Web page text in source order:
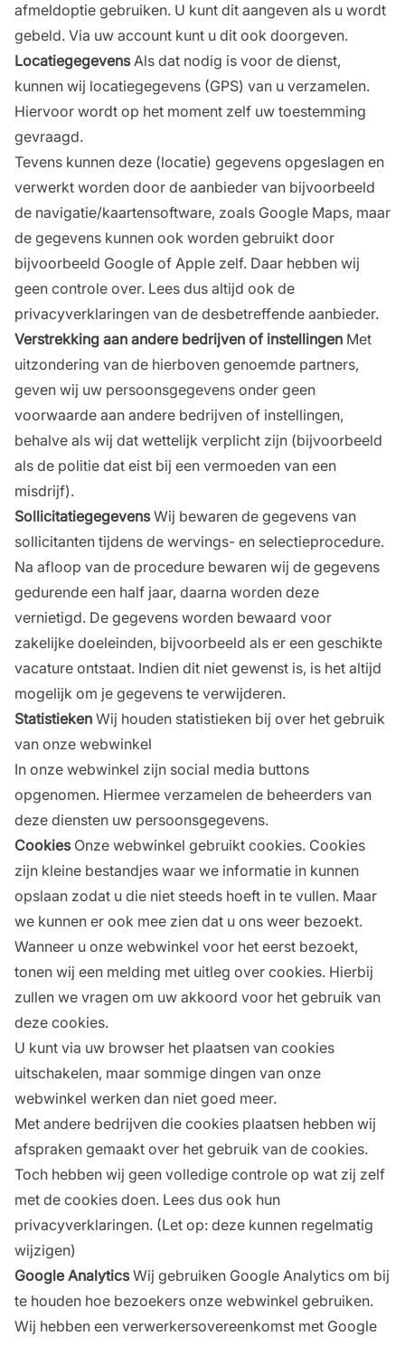
afmeldoptie gebruiken. U kunt dit aangeven als u wordt
gebeld. Via uw account kunt u dit ook doorgeven.
LocatiegegevensAls dat nodig is voor de dienst,
kunnen wij locatiegegevens (GPS) van u verzamelen.
Hiervoor wordt op het moment zelf uw toestemming
gevraagd.
Tevens kunnen deze (locatie) gegevens opgeslagen en
verwerkt worden door de aanbieder van bijvoorbeeld
de navigatie/kaartensoftware, zoals Google Maps, maar
de gegevens kunnen ook worden gebruikt door
bijvoorbeeld Google of Apple zelf. Daar hebben wij
geen controle over. Lees dus altijd ook de
privacyverklaringen van de desbetreffende aanbieder.
Verstrekking aan andere bedrijven of instellingen Met
uitzondering van de hierboven genoemde partners,
geven wij uw persoonsgegevens onder geen
voorwaarde aan andere bedrijven of instellingen,
behalve als wij dat wettelijk verplicht zijn (bijvoorbeeld
als de politie dat eist bij een vermoeden van een
misdrijf).
SollicitatiegegevensWij bewaren de gegevens van
sollicitanten tijdens de wervings- en selectieprocedure.
Na afloop van de procedure bewaren wij de gegevens
gedurende een half jaar, daarna worden deze
vernietigd. De gegevens worden bewaard voor
zakelijke doeleinden, bijvoorbeeld als er een geschikte
vacature ontstaat. Indien dit niet gewenst is, is het altijd
mogelijk om je gegevens te verwijderen.
Statistieken Wij houden statistieken bij over het gebruik
van onze webwinkel
In onze webwinkel zijn social media buttons
opgenomen. Hiermee verzamelen de beheerders van
deze diensten uw persoonsgegevens.
CookiesOnze webwinkel gebruikt cookies. Cookies
zijn kleine bestandjes waar we informatie in kunnen
opslaan zodat u die niet steeds hoeft in te vullen. Maar
we kunnen er ook mee zien dat u ons weer bezoekt.
Wanneer u onze webwinkel voor het eerst bezoekt,
tonen wij een melding met uitleg over cookies. Hierbij
zullen we vragen om uw akkoord voor het gebruik van
deze cookies.
U kunt via uw browser het plaatsen van cookies
uitschakelen, maar sommige dingen van onze
webwinkel werken dan niet goed meer.
Met andere bedrijven die cookies plaatsen hebben wij
afspraken gemaakt over het gebruik van de cookies.
Toch hebben wij geen volledige controle op wat zij zelf
met de cookies doen. Lees dus ook hun
privacyverklaringen. (Let op: deze kunnen regelmatig
wijzigen)
Google AnalyticsWij gebruiken Google Analytics om bij
te houden hoe bezoekers onze webwinkel gebruiken.
Wij hebben een verwerkersovereenkomst met Google